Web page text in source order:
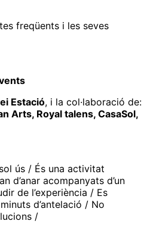
freqüents i les seves
Estació, i la col·laboració de:
Arts, Royal talens, CasaSol,
ús / És una activitat
d’anar acompanyats d’un
de l’experiència / Es
d’antelació / No
/